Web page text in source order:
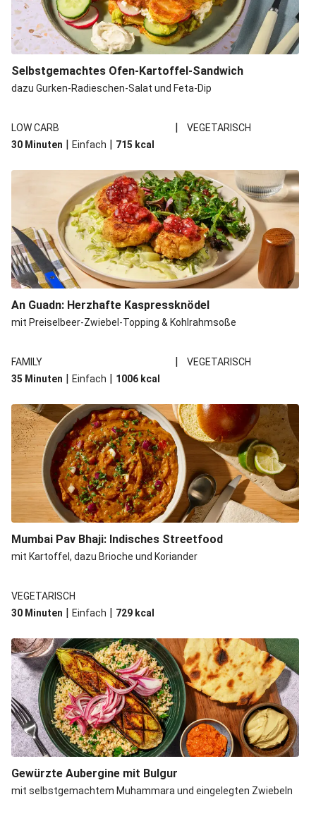
Selbstgemachtes Ofen-Kartoffel-Sandwich
dazu Gurken-Radieschen-Salat und Feta-Dip
LOW CARB |
VEGETARISCH
30 Minuten | Einfach | 715 kcal
An Guadn: Herzhafte Kaspressknödel
mit Preiselbeer-Zwiebel-Topping & Kohlrahmsoße
FAMILY |
VEGETARISCH
35 Minuten | Einfach | 1006 kcal
Mumbai Pav Bhaji: Indisches Streetfood
mit Kartoffel, dazu Brioche und Koriander
VEGETARISCH
30 Minuten | Einfach | 729 kcal
Gewürzte Aubergine mit Bulgur
mit selbstgemachtem Muhammara und eingelegten Zwiebeln